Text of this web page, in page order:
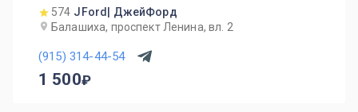
574 JFord| ДжейФорд
Балашиха, проспект Ленина, вл. 2
(915) 314-44-54
1 500